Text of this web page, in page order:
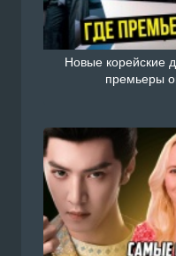
Новые корейские
премьеры